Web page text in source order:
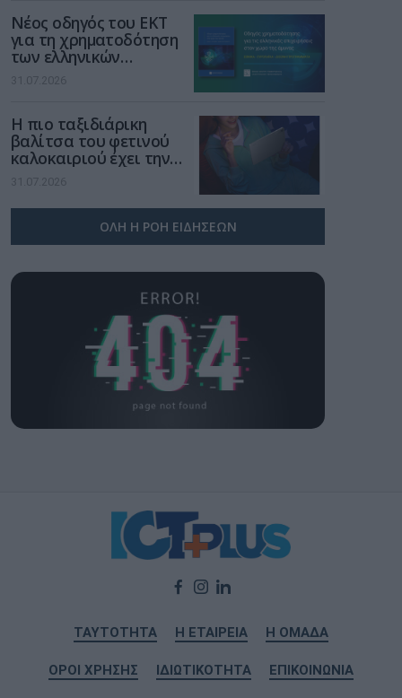
Νέος οδηγός του ΕΚΤ
για τη χρηματοδότηση
των ελληνικών
επιχειρήσεων στον
χώρο της άμυνας
31.07.2026
Η πιο ταξιδιάρικη
βαλίτσα του φετινού
καλοκαιριού έχει την
υπογραφή της Xiaomi
31.07.2026
ΟΛΗ Η ΡΟΗ ΕΙΔΗΣΕΩΝ
ΤΑΥΤΟΤΗΤΑ Η ΕΤΑΙΡΕΙΑ Η ΟΜΑΔΑ
ΟΡΟΙ ΧΡΗΣΗΣ ΙΔΙΩΤΙΚΟΤΗΤΑ ΕΠΙΚΟΙΝΩΝΙΑ